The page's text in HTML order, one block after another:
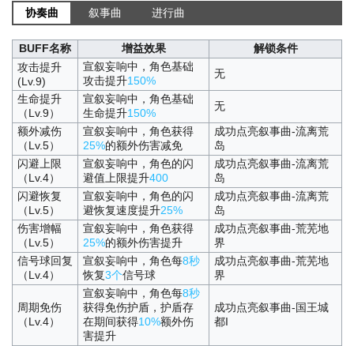
协奏曲 叙事曲 进行曲
BUFF名称 增益效果
解锁条件
攻击提升
(Lv.9)
宣叙妄响中，角色基础
攻击提升150%
无
生命提升
（Lv.9）
宣叙妄响中，角色基础
生命提升150%
无
额外减伤
（Lv.5）
宣叙妄响中，角色获得
25%的额外伤害减免
成功点亮叙事曲-流离荒
岛
闪避上限
（Lv.4）
宣叙妄响中，角色的闪
避值上限提升400
成功点亮叙事曲-流离荒
岛
闪避恢复
（Lv.5）
宣叙妄响中，角色的闪
避恢复速度提升25%
成功点亮叙事曲-流离荒
岛
伤害增幅
（Lv.5）
宣叙妄响中，角色获得
25%的额外伤害提升
成功点亮叙事曲-荒芜地
界
信号球回复
（Lv.4）
宣叙妄响中，角色每8秒
恢复3个信号球
成功点亮叙事曲-荒芜地
界
周期免伤
（Lv.4）
宣叙妄响中，角色每8秒
获得免伤护盾，护盾存
在期间获得10%额外伤
害提升
成功点亮叙事曲-国王城
都I